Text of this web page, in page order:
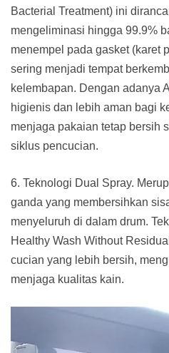
Bacterial Treatment) ini
mengeliminasi hingga 99.9%
menempel pada gasket (karet
sering menjadi tempat
kelembapan. Dengan adanya
higienis dan lebih aman bagi
menjaga pakaian tetap bersih
siklus pencucian.
6. Teknologi Dual Spray.
ganda yang membersihkan
menyeluruh di dalam drum.
Healthy Wash Without
cucian yang lebih bersih,
menjaga kualitas kain.